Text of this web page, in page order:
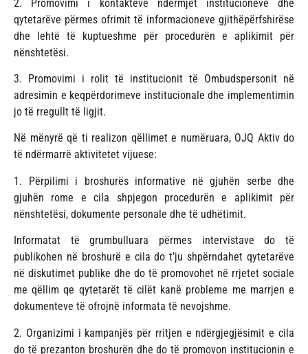
2. Promovimi i kontakteve ndërmjet institucioneve dhe
qytetarëve përmes ofrimit të informacioneve gjithëpërfshirëse
dhe lehtë të kuptueshme për procedurën e aplikimit për
nënshtetësi.
3. Promovimi i rolit të institucionit të Ombudspersonit në
adresimin e keqpërdorimeve institucionale dhe implementimin
jo të rregullt të ligjit.
Në mënyrë që ti realizon qëllimet e numëruara, OJQ Aktiv do
të ndërmarrë aktivitetet vijuese:
1. Përpilimi i broshurës informative në gjuhën serbe dhe
gjuhën rome e cila shpjegon procedurën e aplikimit për
nënshtetësi, dokumente personale dhe të udhëtimit.
Informatat të grumbulluara përmes intervistave do të
publikohen në broshurë e cila do t’ju shpërndahet qytetarëve
në diskutimet publike dhe do të promovohet në rrjetet sociale
me qëllim qe qytetarët të cilët kanë probleme me marrjen e
dokumenteve të ofrojnë informata të nevojshme.
2. Organizimi i kampanjës për rritjen e ndërgjegjësimit e cila
do të prezanton broshurën dhe do të promovon institucionin e